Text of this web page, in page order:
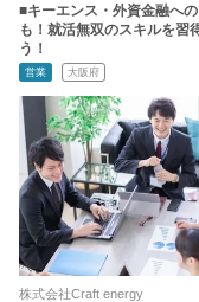
■キーエンス・外資金融へ
も！就活無双のスキルを習
う！
営業 大阪府
株式会社Craft energy